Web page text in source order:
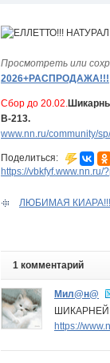
Просмотреть или
2026+РАСПРОДАЖА!!!
Сбор до 20.02.
В-213.
www.nn.ru/community/
Поделиться:
https://vbkfyf.www.nn.ru/
ЛЮБИМАЯ
1 комментарий
Мил@н@
https://